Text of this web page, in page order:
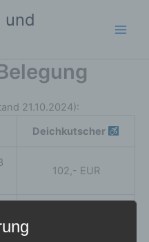
und
21.10.2024):
Deichkutscher
102,- EUR